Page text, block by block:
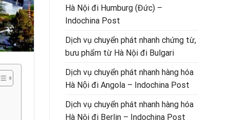
Hà Nội đi Humburg (Đức) –
Indochina Post
Dịch vụ chuyển phát nhanh chứng từ,
bưu phẩm từ Hà Nội đi Bulgari
Dịch vụ chuyển phát nhanh hàng hóa
Hà Nội đi Angola – Indochina Post
Dịch vụ chuyển phát nhanh hàng hóa
Hà Nội đi Berlin – Indochina Post